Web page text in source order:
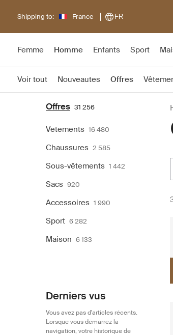
Shipping to: France FR
Femme Homme Enfants Sport
Voir tout Nouveautes Offres
Offres 31 256
Vetements 16 480
Chaussures 2 585
Sous-vêtements 1 442
Sacs 920
Accessoires 1 990
Sport 6 282
Maison 6 133
Derniers vus
Vous avez pas d'articles récents.
Lorsque vous démarrez la
navigation, votre historique de